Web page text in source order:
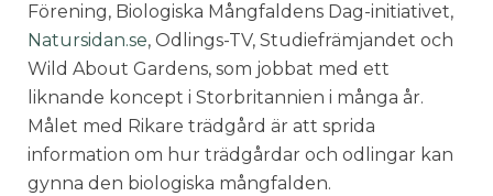
Förening, Biologiska Mångfaldens Dag-initiativet,
Natursidan.se, Odlings-TV, Studiefrämjandet och
Wild About Gardens, som jobbat med ett
liknande koncept i Storbritannien i många år.
Målet med Rikare trädgård är att sprida
information om hur trädgårdar och odlingar kan
gynna den biologiska mångfalden.